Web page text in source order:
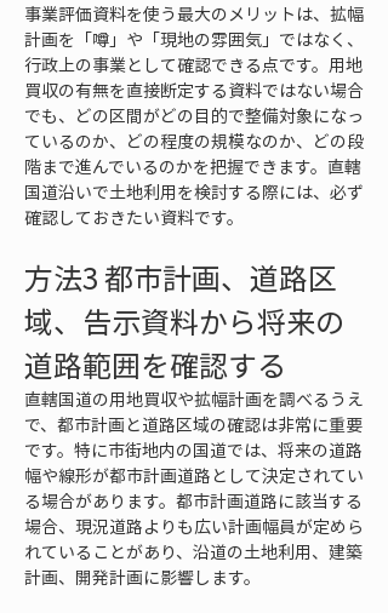
事業評価資料を使う最大のメリットは、拡幅
計画を「噂」や「現地の雰囲気」ではなく、
行政上の事業として確認できる点です。用地
買収の有無を直接断定する資料ではない場合
でも、どの区間がどの目的で整備対象になっ
ているのか、どの程度の規模なのか、どの段
階まで進んでいるのかを把握できます。直轄
国道沿いで土地利用を検討する際には、必ず
確認しておきたい資料です。
方法3 都市計画、道路区
域、告示資料から将来の
道路範囲を確認する
直轄国道の用地買収や拡幅計画を調べるうえ
で、都市計画と道路区域の確認は非常に重要
です。特に市街地内の国道では、将来の道路
幅や線形が都市計画道路として決定されてい
る場合があります。都市計画道路に該当する
場合、現況道路よりも広い計画幅員が定めら
れていることがあり、沿道の土地利用、建築
計画、開発計画に影響します。